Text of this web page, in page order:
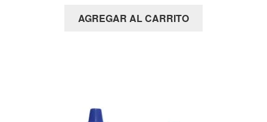
AGREGAR AL CARRITO